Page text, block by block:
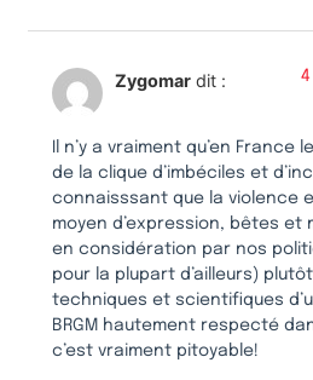
Zygomar dit :
Il n’y a vraiment qu’en
de la clique d’imbéciles et
connaisssant que la violence
moyen d’expression, bêtes
en considération par nos
pour la plupart d’ailleurs)
techniques et scientifiques
BRGM hautement respecté
c’est vraiment pitoyable!